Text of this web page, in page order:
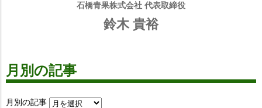
石橋青果株式会社 代表取締役
鈴木 貴裕
月別の記事
月別の記事